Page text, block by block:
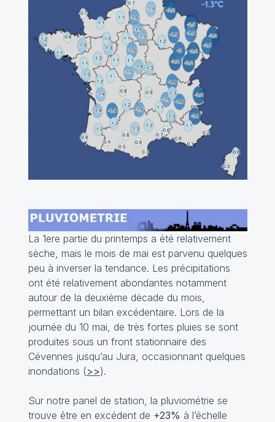
La 1ere partie du printemps a été relativement
sèche, mais le mois de mai est parvenu quelques
peu à inverser la tendance. Les précipitations
ont été relativement abondantes notamment
autour de la deuxième décade du mois,
permettant un bilan excédentaire. Lors de la
journée du 10 mai, de très fortes pluies se sont
produites sous un front stationnaire des
Cévennes jusqu’au Jura, occasionnant quelques
inondations (>>).
Sur notre panel de station, la pluviométrie se
trouve être en excédent de +23% à l’échelle